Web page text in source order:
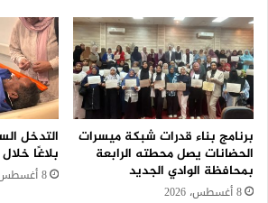
برنامج بناء قدرات شبكة ميسرات
الحضانات يصل محطته الرابعة
بمحافظة الوادي الجديد
8 أغسطس، 2026
بلاغًا
8 أغسطس، 2026